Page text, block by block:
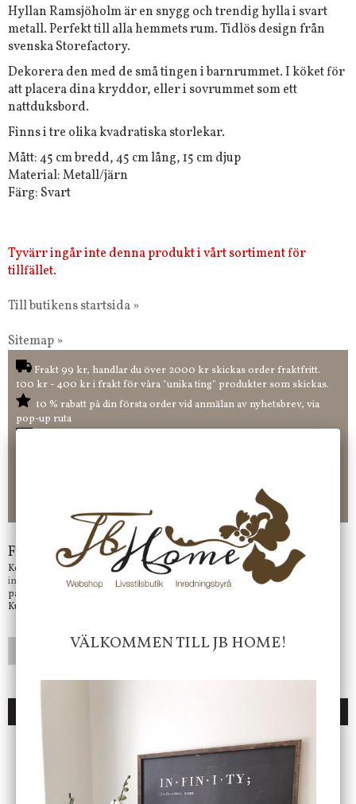
Hyllan Ramsjöholm är en snygg och trendig hylla i svart
metall. Perfekt till alla hemmets rum. Tidlös design från
svenska Storefactory.
Dekorera den med de små tingen i barnrummet. I köket för
att placera dina kryddor, eller i sovrummet som ett
nattduksbord.
Finns i tre olika kvadratiska storlekar.
Mått: 45 cm bredd, 45 cm lång, 15 cm djup
Material: Metall/järn
Färg: Svart
Tyvärr ingår inte denna produkt i vårt sortiment för
tillfället.
Till butikens startsida »
Sitemap »
Frakt 99 kr, handlar du över 2000 kr skickas order fraktfritt.
100 kr - 400 kr i frakt för våra "unika ting" produkter som skickas.
10 % rabatt på din första order vid anmälan av nyhetsbrev, via
pop-up ruta
Nöjda kunder och strävar efter att ha snabba leveranser!
-ligt Tack för att just Du tittar in hos Jb Home!
Frågor?
Kontakta oss på
info@jbhome.seVi svarar
på mail så fort vi kan.
Kundtjänst telefontid öppet vardagar mellan 10.00 - 15.00
ENDAST 1 ST KVAR I LAGER
VÄLKOMMEN TILL JB HOME!